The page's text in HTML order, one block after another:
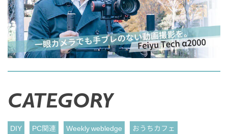
CATEGORY
DIY PC関連 Weekly webledge
おうちカフェ